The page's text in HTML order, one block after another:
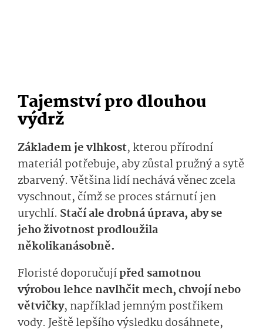
Tajemství pro dlouhou
výdrž
Základem je vlhkost, kterou přírodní
materiál potřebuje, aby zůstal pružný a sytě
zbarvený. Většina lidí nechává věnec zcela
vyschnout, čímž se proces stárnutí jen
urychlí. Stačí ale drobná úprava, aby se
jeho životnost prodloužila
několikanásobně.
Floristé doporučujípřed samotnou
výrobou lehce navlhčit mech, chvojí nebo
větvičky, například jemným postřikem
vody. Ještě lepšího výsledku dosáhnete,